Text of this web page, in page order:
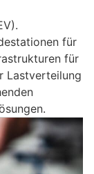
für
für
Lastverteilung